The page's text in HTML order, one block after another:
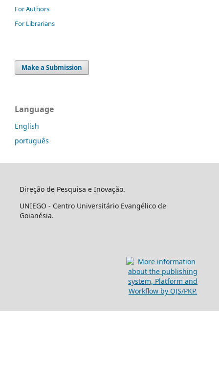
For Authors
For Librarians
Make a Submission
Language
English
português
Direção de Pesquisa e Inovação.
UNIEGO - Centro Universitário Evangélico de
Goianésia.